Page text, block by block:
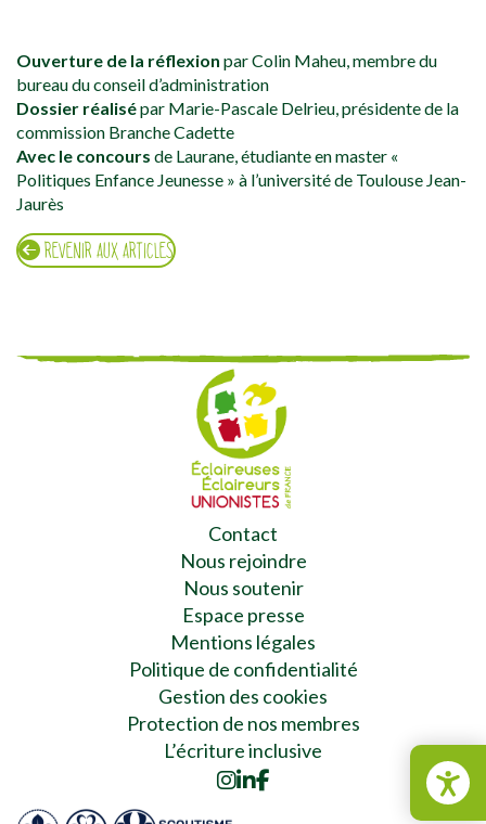
Ouverture de la réflexion par Colin Maheu, membre du
bureau du conseil d’administration
Dossier réalisépar Marie-Pascale Delrieu, présidente de la
commission Branche Cadette
Avec le concours de Laurane, étudiante en master «
Politiques Enfance Jeunesse » à l’université de Toulouse Jean-
Jaurès
REVENIR AUX ARTICLES
Contact
Nous rejoindre
Nous soutenir
Espace presse
Mentions légales
Politique de confidentialité
Gestion des cookies
Protection de nos membres
L’écriture inclusive